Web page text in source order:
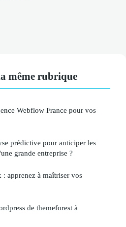
même rubrique
Webflow France pour vos
prédictive pour anticiper les
grande entreprise ?
apprenez à maîtriser vos
de themeforest à